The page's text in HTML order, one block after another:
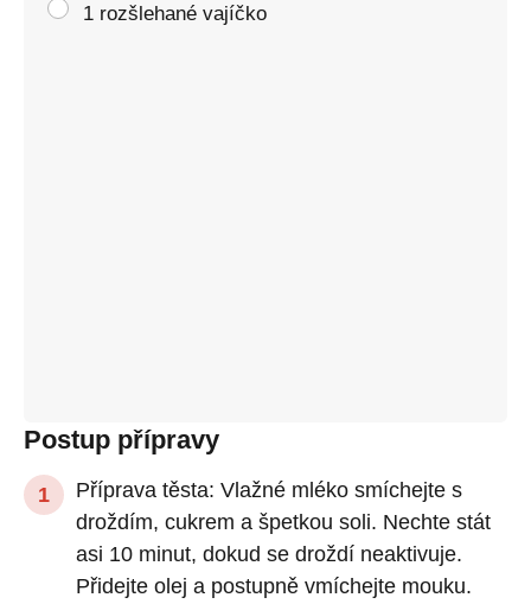
1 rozšlehané vajíčko
Postup přípravy
Příprava těsta: Vlažné mléko smíchejte s
droždím, cukrem a špetkou soli. Nechte stát
asi 10 minut, dokud se droždí neaktivuje.
Přidejte olej a postupně vmíchejte mouku.